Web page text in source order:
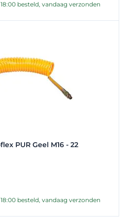
besteld, vandaag verzonden
PUR Geel M16 - 22
besteld, vandaag verzonden